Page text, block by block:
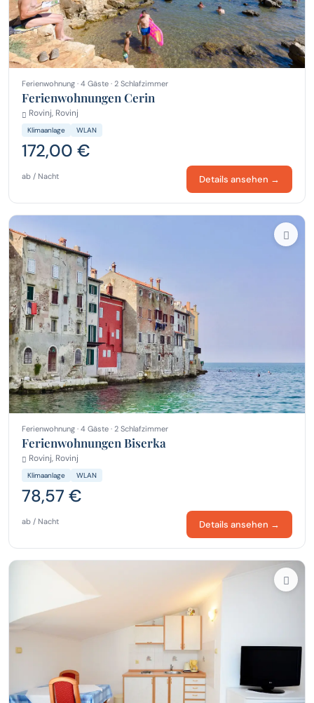
Ferienwohnung · 4 Gäste · 2 Schlafzimmer
Ferienwohnungen Cerin
Rovinj, Rovinj
Klimaanlage WLAN
172,00 €
ab / Nacht Details ansehen →
Ferienwohnung · 4 Gäste · 2 Schlafzimmer
Ferienwohnungen Biserka
Rovinj, Rovinj
Klimaanlage WLAN
78,57 €
ab / Nacht Details ansehen →